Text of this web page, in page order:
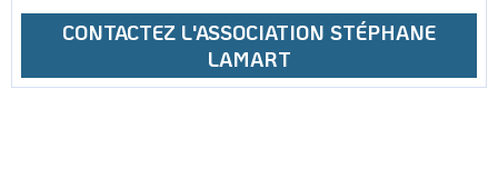
CONTACTEZ L'ASSOCIATION STÉPHANE
LAMART